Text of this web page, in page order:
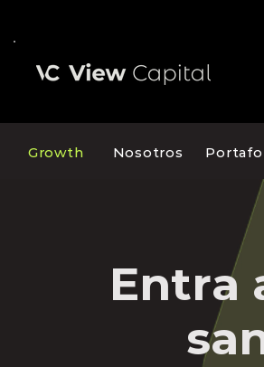
Growth Nosotros
Entra